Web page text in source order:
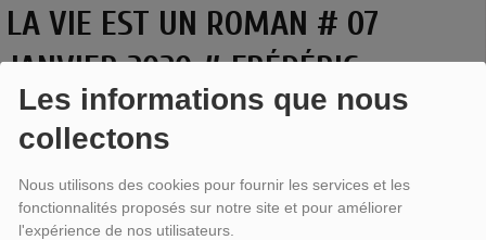
Les informations que nous
collectons
Nous utilisons des cookies pour fournir les services et les
fonctionnalités proposés sur notre site et pour améliorer
l'expérience de nos utilisateurs.
LA VIE EST UN ROMAN # 07
JANVIER 2020 # FRÉDÉRIC
GOURNAY NOUS LIT DES PAGES DE
SON ROMAN INÉDIT PARS LOIN
L'AVENTURE EST INFINIE